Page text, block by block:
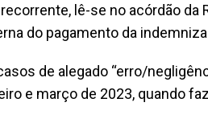
lê-se no acórdão da
do pagamento da
de alegado “erro/
e março de 2023, quando